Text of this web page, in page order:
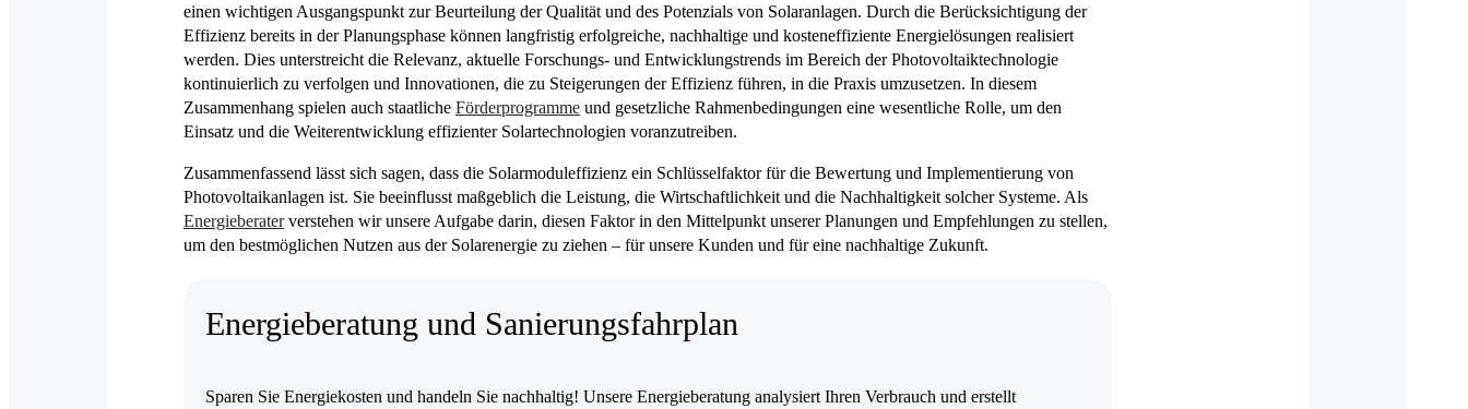
einen wichtigen Ausgangspunkt zur Beurteilung der Qualität und des Potenzials von Solaranlagen. Durch die Berücksichtigung der
Effizienz bereits in der Planungsphase können langfristig erfolgreiche, nachhaltige und kosteneffiziente Energielösungen realisiert
werden. Dies unterstreicht die Relevanz, aktuelle Forschungs- und Entwicklungstrends im Bereich der Photovoltaiktechnologie
kontinuierlich zu verfolgen und Innovationen, die zu Steigerungen der Effizienz führen, in die Praxis umzusetzen. In diesem
Zusammenhang spielen auch staatliche Förderprogramme und gesetzliche Rahmenbedingungen eine wesentliche Rolle, um den
Einsatz und die Weiterentwicklung effizienter Solartechnologien voranzutreiben.
Zusammenfassend lässt sich sagen, dass die Solarmoduleffizienz ein Schlüsselfaktor für die Bewertung und Implementierung von
Photovoltaikanlagen ist. Sie beeinflusst maßgeblich die Leistung, die Wirtschaftlichkeit und die Nachhaltigkeit solcher Systeme. Als
Energieberaterverstehen wir unsere Aufgabe darin, diesen Faktor in den Mittelpunkt unserer Planungen und Empfehlungen zu stellen,
um den bestmöglichen Nutzen aus der Solarenergie zu ziehen – für unsere Kunden und für eine nachhaltige Zukunft.
Energieberatung und Sanierungsfahrplan
Sparen Sie Energiekosten und handeln Sie nachhaltig! Unsere Energieberatung analysiert Ihren Verbrauch und erstellt